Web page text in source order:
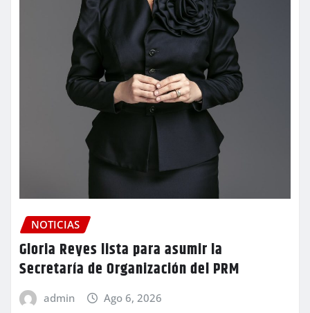
NOTICIAS
Gloria Reyes lista para asumir la
Secretaría de Organización del PRM
admin Ago 6, 2026